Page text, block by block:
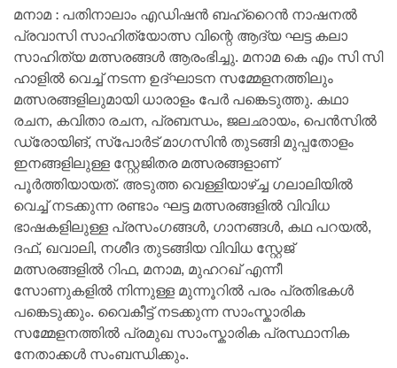
മനാമ : പതിനാലാം എഡിഷൻ ബഹ്‌റൈൻ നാഷനൽ
പ്രവാസി സാഹിത്യോത്സ വിന്റെ ആദ്യ ഘട്ട കലാ
സാഹിത്യ മത്സരങ്ങൾ ആരംഭിച്ചു. മനാമ കെ എം സി സി
ഹാളിൽ വെച്ച് നടന്ന ഉദ്ഘാടന സമ്മേളനത്തിലും
മത്സരങ്ങളിലുമായി ധാരാളം പേർ പങ്കെടുത്തു. കഥാ
രചന, കവിതാ രചന, പ്രബന്ധം, ജലഛായം, പെൻസിൽ
ഡ്രോയിങ്, സ്‌പോർട് മാഗസിൻ തുടങ്ങി മുപ്പതോളം
ഇനങ്ങളിലുള്ള സ്റ്റേജിതര മത്സരങ്ങളാണ്
പൂർത്തിയായത്. അടുത്ത വെള്ളിയാഴ്ച്ച ഗലാലിയിൽ
വെച്ച് നടക്കുന്ന രണ്ടാം ഘട്ട മത്സരങ്ങളിൽ വിവിധ
ഭാഷകളിലുള്ള പ്രസംഗങ്ങൾ, ഗാനങ്ങൾ, കഥ പറയൽ,
ദഫ്, ഖവാലി, നശീദ തുടങ്ങിയ വിവിധ സ്റ്റേജ്
മത്സരങ്ങളിൽ റിഫ, മനാമ, മുഹറഖ് എന്നീ
സോണുകളിൽ നിന്നുള്ള മുന്നൂറിൽ പരം പ്രതിഭകൾ
പങ്കെടുക്കും. വൈകീട്ട് നടക്കുന്ന സാംസ്കാരിക
സമ്മേളനത്തിൽ പ്രമുഖ സാംസ്കാരിക പ്രസ്ഥാനിക
നേതാക്കൾ സംബന്ധിക്കും.